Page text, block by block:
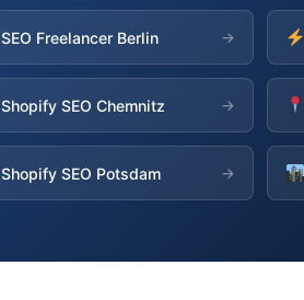
SEO Freelancer Berlin →
Shopify SEO Chemnitz →
Shopify SEO Potsdam →